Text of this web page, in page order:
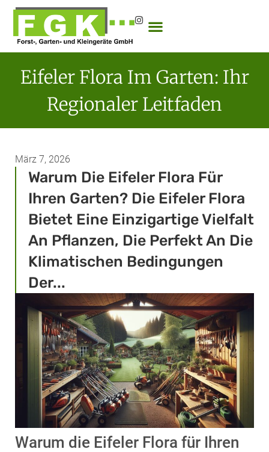
Eifeler Flora Im Garten: Ihr
Regionaler Leitfaden
März 7, 2026
Warum Die Eifeler Flora Für
Ihren Garten? Die Eifeler Flora
Bietet Eine Einzigartige Vielfalt
An Pflanzen, Die Perfekt An Die
Klimatischen Bedingungen
Der...
Warum die Eifeler Flora für Ihren